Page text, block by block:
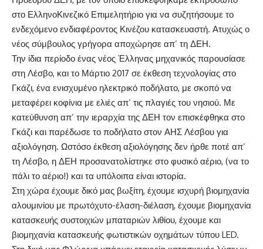
στο ΕλληνοΚινεζικό Επιμελητήριο για να συζητήσουμε το
ενδεχόμενο ενδιαφέροντος Κινέζου κατασκευαστή. Ατυχώς ο
νέος σύμβουλος γρήγορα αποχώρησε απ’ τη ΔΕΗ.
Την ίδια περίοδο ένας νέος Έλληνας μηχανικός παρουσίασε
στη Λέσβο, και το Μάρτιο 2017 σε έκθεση τεχνολογίας στο
Γκάζι, ένα ενισχυμένο ηλεκτρικό ποδήλατο, με σκοπό να
μεταφέρει κοφίνια με ελιές απ’ τις πλαγιές του νησιού. Με
κατεύθυνση απ’ την ιεραρχία της ΔΕΗ τον επισκέφθηκα στο
Γκάζι και παρέδωσε το ποδήλατο στον ΑΗΣ Λέσβου για
αξιολόγηση. Ωστόσο έκθεση αξιολόγησης δεν ήρθε ποτέ απ’
τη Λέσβο, η ΔΕΗ προσανατολίστηκε στο φυσικό αέριο, (να το
πάλι το αέριο!) και τα υπόλοιπα είναι ιστορία.
Στη χώρα έχουμε δικό μας βωξίτη, έχουμε ισχυρή βιομηχανία
αλουμινίου με πρωτόχυτο-έλαση-διέλαση, έχουμε βιομηχανία
κατασκευής συστοιχιών μπαταριών λιθίου, έχουμε και
βιομηχανία κατασκευής φωτιστικών οχημάτων τύπου LED.